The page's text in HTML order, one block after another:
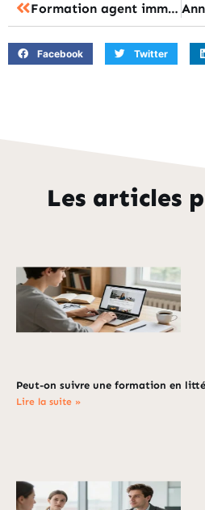
Formation agent immobilier sans bac : le parcours rapide et légal ?
Facebook Twitter
Les articles
Peut-on suivre une formation en
Lire la suite »